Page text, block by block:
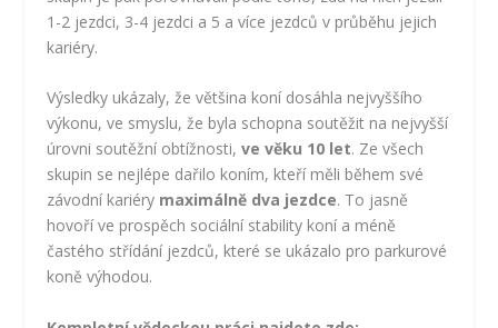
1-2 jezdci, 3-4 jezdci a 5 a více jezdců v průběhu jejich
kariéry.
Výsledky ukázaly, že většina koní dosáhla nejvyššího
výkonu, ve smyslu, že byla schopna soutěžit na nejvyšší
úrovni soutěžní obtížnosti,ve věku 10 let. Ze všech
skupin se nejlépe dařilo koním, kteří měli během své
závodní kariéry maximálně dva jezdce. To jasně
hovoří ve prospěch sociální stability koní a méně
častého střídání jezdců, které se ukázalo pro parkurové
koně výhodou.